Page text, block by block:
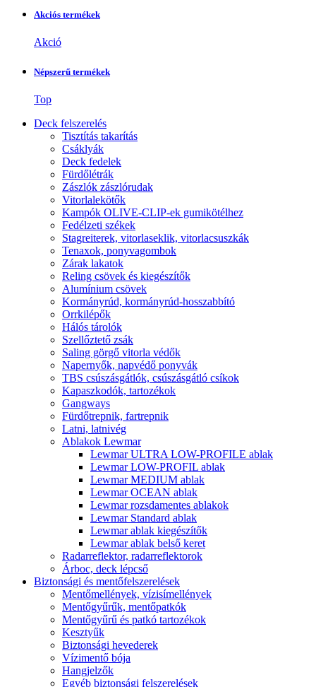
Akciós termékek
Akció
Népszerű termékek
Top
Deck felszerelés
Tisztítás takarítás
Csáklyák
Deck fedelek
Fürdőlétrák
Zászlók zászlórudak
Vitorlalekötők
Kampók OLIVE-CLIP-ek gumikötélhez
Fedélzeti székek
Stagreiterek, vitorlaseklik, vitorlacsuszkák
Tenaxok, ponyvagombok
Zárak lakatok
Reling csövek és kiegészítők
Alumínium csövek
Kormányrúd, kormányrúd-hosszabbító
Orrkilépők
Hálós tárolók
Szellőztető zsák
Saling görgő vitorla védők
Napernyők, napvédő ponyvák
TBS csúszásgátlók, csúszásgátló csíkok
Kapaszkodók, tartozékok
Gangways
Fürdőtrepnik, fartrepnik
Latni, latnivég
Ablakok Lewmar
Lewmar ULTRA LOW-PROFILE ablak
Lewmar LOW-PROFIL ablak
Lewmar MEDIUM ablak
Lewmar OCEAN ablak
Lewmar rozsdamentes ablakok
Lewmar Standard ablak
Lewmar ablak kiegészítők
Lewmar ablak belső keret
Radarreflektor, radarreflektorok
Árboc, deck lépcső
Biztonsági és mentőfelszerelések
Mentőmellények, vízisímellények
Mentőgyűrűk, mentőpatkók
Mentőgyűrű és patkó tartozékok
Kesztyűk
Biztonsági hevederek
Vízimentő bója
Hangjelzők
Egyéb biztonsági felszerelések